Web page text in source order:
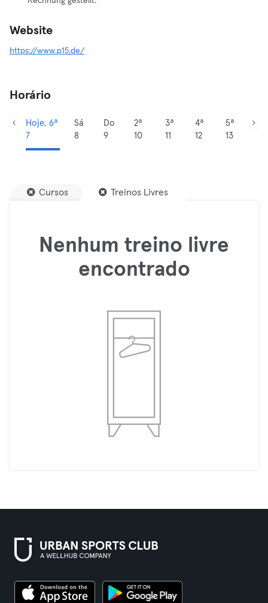
Website
https://www.p15.de/
Horário
Hoje, 6ª
7
Sá
8
Do
9
2ª
10
3ª
11
4ª
12
5ª
13
Cursos Treinos Livres
Nenhum treino livre
encontrado